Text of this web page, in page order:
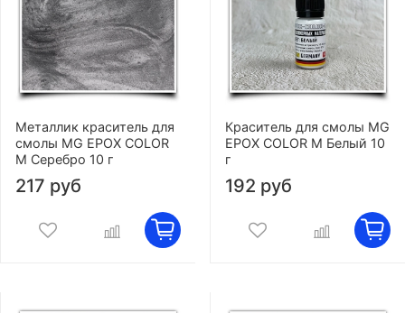
Металлик краситель для
смолы MG EPOX COLOR
M Серебро 10 г
217 руб
Краситель для смолы MG
EPOX COLOR M Белый 10
г
192 руб